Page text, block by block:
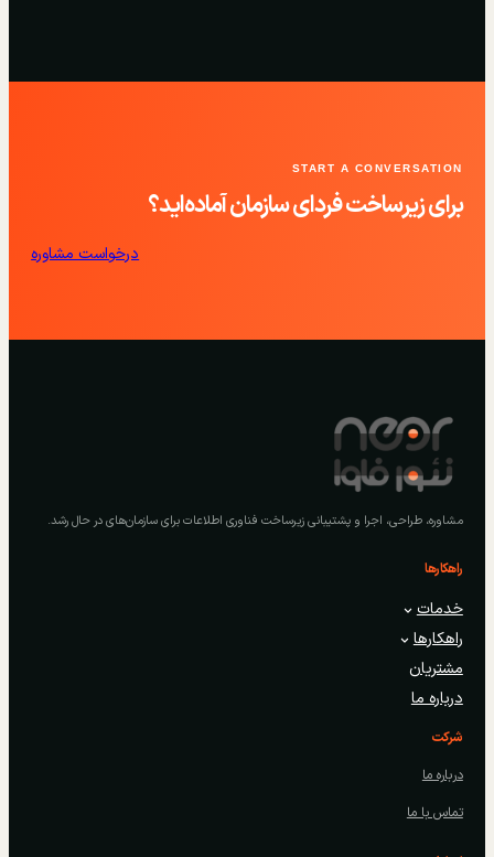
START A CONVERSATION
برای زیرساخت فردای سازمان آماده‌اید؟
درخواست مشاوره
مشاوره، طراحی، اجرا و پشتیبانی زیرساخت فناوری اطلاعات برای سازمان‌های در حال رشد.
راهکارها
خدمات
راهکارها
مشتریان
درباره ما
شرکت
درباره ما
تماس با ما